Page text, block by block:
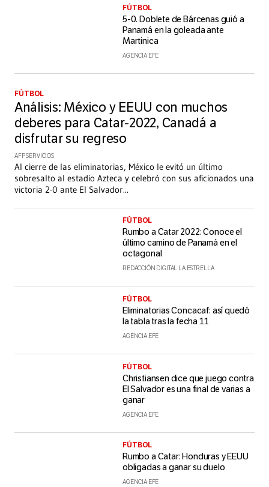
FÚTBOL
5-0. Doblete de Bárcenas guió a
Panamá en la goleada ante
Martinica
AGENCIA EFE
FÚTBOL
Análisis: México y EEUU con muchos
deberes para Catar-2022, Canadá a
disfrutar su regreso
AFP SERVICIOS
Al cierre de las eliminatorias, México le evitó un último
sobresalto al estadio Azteca y celebró con sus aficionados una
victoria 2-0 ante El Salvador...
FÚTBOL
Rumbo a Catar 2022: Conoce el
último camino de Panamá en el
octagonal
REDACCIÓN DIGITAL LA ESTRELLA
FÚTBOL
Eliminatorias Concacaf: así quedó
la tabla tras la fecha 11
AGENCIA EFE
FÚTBOL
Christiansen dice que juego contra
El Salvador es una final de varias a
ganar
AGENCIA EFE
FÚTBOL
Rumbo a Catar: Honduras y EEUU
obligadas a ganar su duelo
AGENCIA EFE